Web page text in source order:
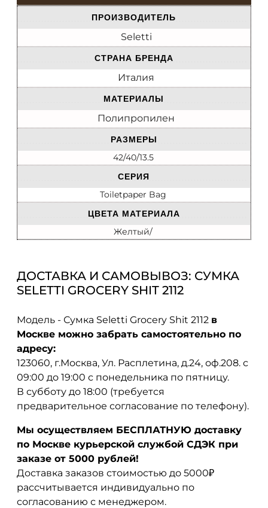
ПРОИЗВОДИТЕЛЬ
Seletti
СТРАНА БРЕНДА
Италия
МАТЕРИАЛЫ
Полипропилен
РАЗМЕРЫ
42/40/13.5
СЕРИЯ
Toiletpaper Bag
ЦВЕТА МАТЕРИАЛА
Желтый/
ДОСТАВКА И САМОВЫВОЗ: СУМКА
SELETTI GROCERY SHIT 2112
Модель - Сумка Seletti Grocery Shit 2112 в
Москве можно забрать самостоятельно по
адресу:
123060, г.Москва, Ул. Расплетина, д.24, оф.208. с
09:00 до 19:00 с понедельника по пятницу.
В субботу до 18:00 (требуется
предварительное согласование по телефону).
Мы осуществляем БЕСПЛАТНУЮ доставку
по Москве курьерской службой СДЭК при
заказе от 5000 рублей!
Доставка заказов стоимостью до 5000₽
рассчитывается индивидуально по
согласованию с менеджером.